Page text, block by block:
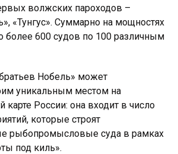
волжских пароходов –
«Тунгус». Суммарно на мощностях
более 600 судов по 100 различным
Нобель» может
уникальным местом на
карте России: она входит в число
которые строят
рыбопромысловые суда в рамках
под киль».